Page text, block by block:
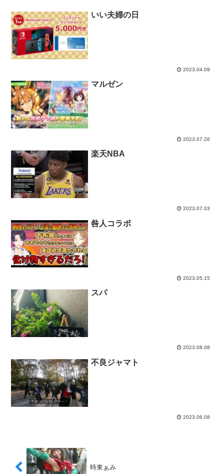
いい夫婦の日
2023.04.09
マルゼン
2023.07.26
楽天NBA
2023.07.03
咎人コラボ
2023.05.15
スパ
2023.08.08
不良ジャマト
2023.06.08
時東ぁみ